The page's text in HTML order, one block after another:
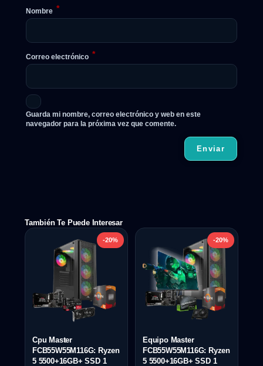
Nombre *
Correo electrónico *
Guarda mi nombre, correo electrónico y web en este
navegador para la próxima vez que comente.
También Te Puede Interesar
-20%
Cpu Master
FCB55W55M116G: Ryzen
5 5500+16GB+ SSD 1
-20%
Equipo Master
FCB55W55M116G: Ryzen
5 5500+16GB+ SSD 1